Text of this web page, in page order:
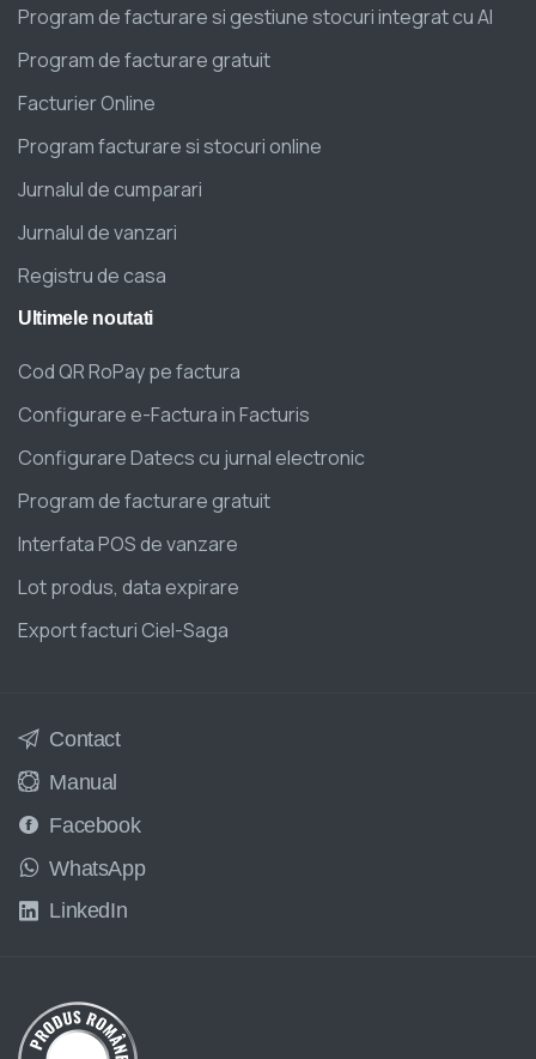
Program de facturare si gestiune stocuri integrat cu AI
Program de facturare gratuit
Facturier Online
Program facturare si stocuri online
Jurnalul de cumparari
Jurnalul de vanzari
Registru de casa
Ultimele noutati
Cod QR RoPay pe factura
Configurare e-Factura in Facturis
Configurare Datecs cu jurnal electronic
Program de facturare gratuit
Interfata POS de vanzare
Lot produs, data expirare
Export facturi Ciel-Saga
Contact
Manual
Facebook
WhatsApp
LinkedIn